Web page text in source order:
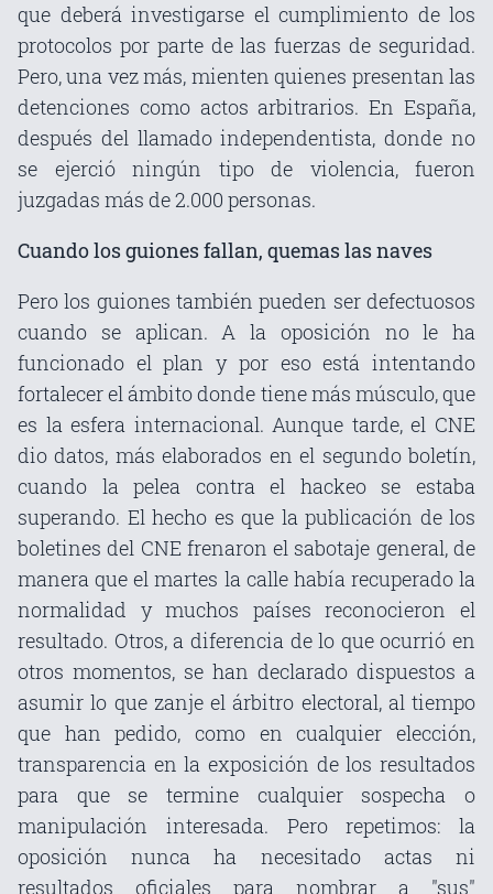
que deberá investigarse el cumplimiento de los
protocolos por parte de las fuerzas de seguridad.
Pero, una vez más, mienten quienes presentan las
detenciones como actos arbitrarios. En España,
después del llamado independentista, donde no
se ejerció ningún tipo de violencia, fueron
juzgadas más de 2.000 personas.
Cuando los guiones fallan, quemas las naves
Pero los guiones también pueden ser defectuosos
cuando se aplican. A la oposición no le ha
funcionado el plan y por eso está intentando
fortalecer el ámbito donde tiene más músculo, que
es la esfera internacional. Aunque tarde, el CNE
dio datos, más elaborados en el segundo boletín,
cuando la pelea contra el hackeo se estaba
superando. El hecho es que la publicación de los
boletines del CNE frenaron el sabotaje general, de
manera que el martes la calle había recuperado la
normalidad y muchos países reconocieron el
resultado. Otros, a diferencia de lo que ocurrió en
otros momentos, se han declarado dispuestos a
asumir lo que zanje el árbitro electoral, al tiempo
que han pedido, como en cualquier elección,
transparencia en la exposición de los resultados
para que se termine cualquier sospecha o
manipulación interesada. Pero repetimos: la
oposición nunca ha necesitado actas ni
resultados oficiales para nombrar a "sus"